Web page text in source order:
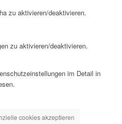
zu aktivieren/deaktivieren.
zu aktivieren/deaktivieren.
im Detail in
cookies akzeptieren